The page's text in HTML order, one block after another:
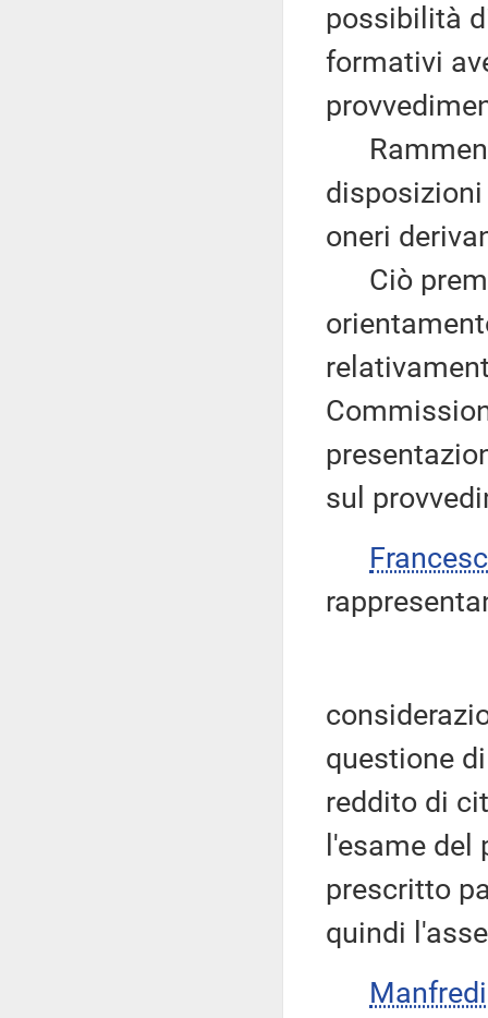
possibilità
formativi
oneri
Ciò
sul
questione
reddito di
l'esame
prescritto
quindi